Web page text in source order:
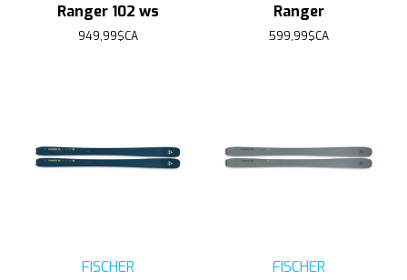
Ranger 102 ws
949,99$CA
Ranger
599,99$CA
FISCHER FISCHER